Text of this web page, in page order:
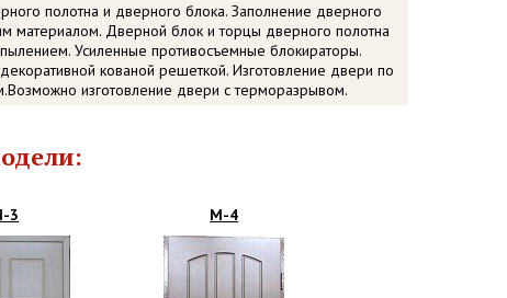
полотна и дверного блока. Заполнение дверного
материалом. Дверной блок и торцы дверного полотна
Усиленные противосъемные блокираторы.
кованой решеткой. Изготовление двери по
изготовление двери с терморазрывом.
3 М-4